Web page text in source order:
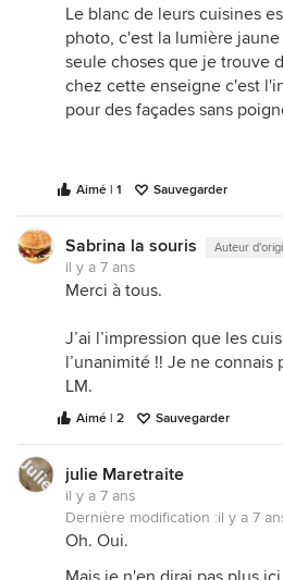
Le blanc de leurs cuisines
photo, c'est la lumière
seule choses que je trouve
chez cette enseigne c'est
pour des façades sans
Aimé | 1 Sauvegarder
Sabrina la souris Auteur
il y a 7 ans
Merci à tous.
J’ai l’impression que les
l’unanimité !! Je ne
LM.
Aimé | 2 Sauvegarder
julie Maretraite
il y a 7 ans
Dernière modification :il y a 7
Oh. Oui.